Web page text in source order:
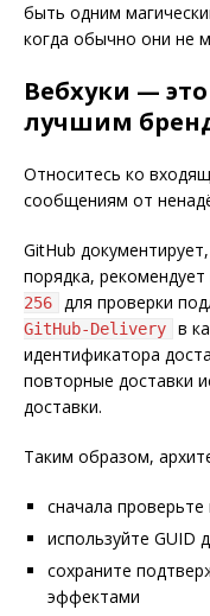
быть одним
когда обычно они не
Вебхуки —
лучшим
Относитесь ко
сообщениям от
GitHub
порядка,
256
для проверки
GitHub-Delivery
в
идентификатора
повторные доставки
доставки.
Таким образом,
сначала проверьте
используйте GUID
сохраните
эффектами